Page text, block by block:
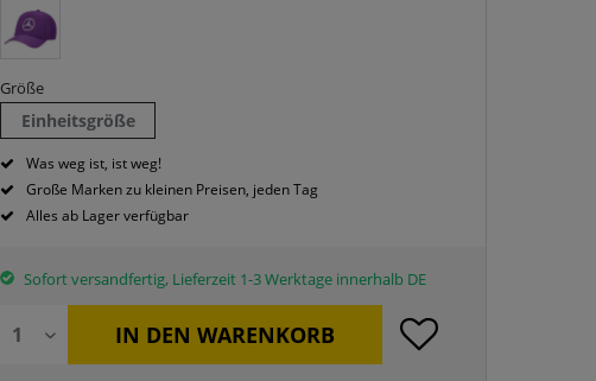
Größe
Einheitsgröße
Was weg ist, ist weg!
Große Marken zu kleinen Preisen, jeden Tag
Alles ab Lager verfügbar
Sofort versandfertig, Lieferzeit 1-3 Werktage innerhalb DE
IN DEN WARENKORB